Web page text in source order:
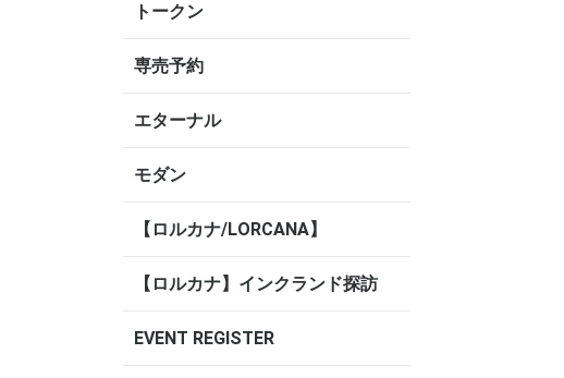
トークン
専売予約
エターナル
モダン
【ロルカナ/LORCANA】
【ロルカナ】インクランド探訪
EVENT REGISTER